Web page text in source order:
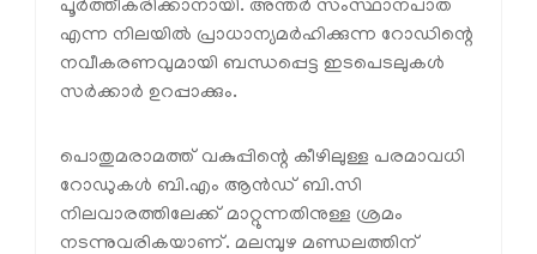
പൂര്‍ത്തീകരിക്കാനായി. അന്തര്‍ സംസ്ഥാനപാത
എന്ന നിലയില്‍ പ്രാധാന്യമര്‍ഹിക്കുന്ന റോഡിന്റെ
നവീകരണവുമായി ബന്ധപ്പെട്ട ഇടപെടലുകള്‍
സര്‍ക്കാര്‍ ഉറപ്പാക്കും.
പൊതുമരാമത്ത് വകുപ്പിന്റെ കീഴിലുള്ള പരമാവധി
റോഡുകള്‍ ബി.എം ആന്‍ഡ് ബി.സി
നിലവാരത്തിലേക്ക് മാറ്റുന്നതിനുള്ള ശ്രമം
നടന്നുവരികയാണ്. മലമ്പുഴ മണ്ഡലത്തിന്